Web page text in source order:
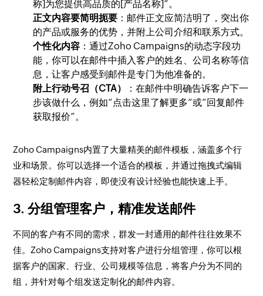
称]为您提供高品质的[产品名称]”。
正文内容要简明扼要 ：邮件正文应简洁明了，突出你
的产品或服务的优势，并附上公司介绍和联系方式。
个性化内容 ：通过Zoho Campaigns的动态字段功
能，你可以在邮件中插入客户的姓名、公司名称等信
息，让客户感受到邮件是专门为他准备的。
附上行动号召（CTA）
：在邮件中明确告诉客户下一
步该做什么，例如“点击这里了解更多”或“回复邮件
获取报价”。
Zoho Campaigns内置了大量精美的邮件模板，涵盖多个行
业和场景。你可以选择一个适合的模板，并通过拖拽式编辑
器轻松定制邮件内容，即使没有设计经验也能快速上手。
3.分组管理客户，精准发送邮件
不同的客户有不同的需求，群发一封通用的邮件往往效果不
佳。Zoho Campaigns支持对客户进行分组管理，你可以根
据客户的国家、行业、公司规模等信息，将客户分为不同的
组，并针对每个组发送定制化的邮件内容。